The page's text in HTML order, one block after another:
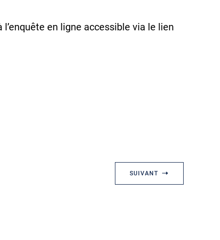
en ligne accessible via le lien
SUIVANT